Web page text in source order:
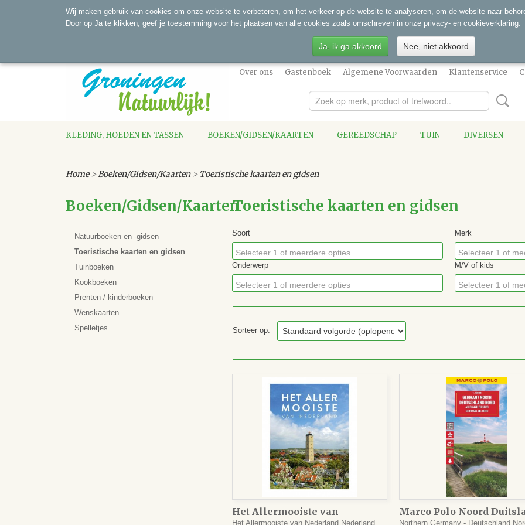
Over ons Gastenboek Algemene Voorwaarden Klantenservice
KLEDING, HOEDEN EN TASSEN BOEKEN/GIDSEN/KAARTEN GEREEDSCHAP TUIN DIVERSEN
Home>Boeken/Gidsen/Kaarten> Toeristische kaarten en gidsen
Boeken/Gidsen/Kaarten
Natuurboeken en -gidsen
Toeristische kaarten en gidsen
Tuinboeken
Kookboeken
Prenten-/ kinderboeken
Wenskaarten
Spelletjes
Toeristische kaarten en gidsen
Soort
Selecteer 1 of meerdere opties
Merk
Selecteer 1 of
Onderwerp
Selecteer 1 of meerdere opties
M/V of kids
Selecteer 1 of
Sorteer op:
Het Allermooiste van
Het Allermooiste van Nederland Nederland
Marco Polo Noord
Northern Germany - Deutschland
Wij maken gebruik van cookies om onze website te verbeteren, om het verkeer op de website te analyseren, om de website naar
Door op Ja te klikken, geef je toestemming voor het plaatsen van alle cookies zoals omschreven in onze privacy- en cookieverklaring.
Ja, ik ga akkoord Nee, niet akkoord